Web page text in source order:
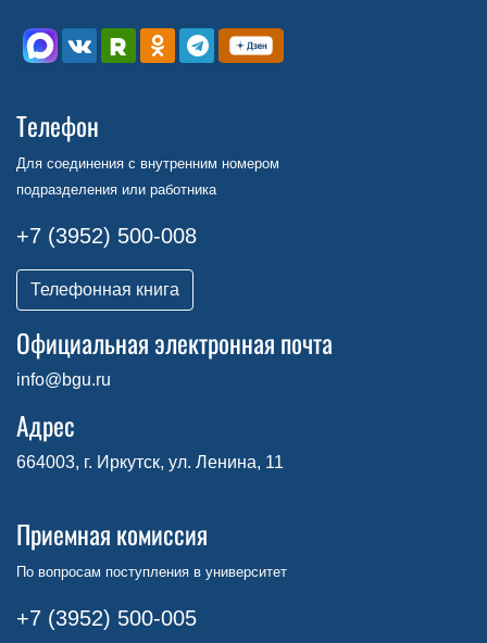
Телефон
Для соединения с внутренним номером
подразделения или работника
+7 (3952) 500-008
Телефонная книга
Официальная электронная почта
info@bgu.ru
Адрес
664003, г. Иркутск, ул. Ленина, 11
Приемная комиссия
По вопросам поступления в университет
+7 (3952) 500-005